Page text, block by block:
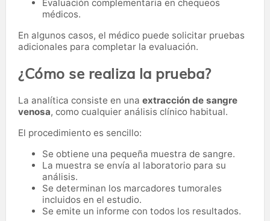
Evaluación complementaria en chequeos
médicos.
En algunos casos, el médico puede solicitar pruebas
adicionales para completar la evaluación.
¿Cómo se realiza la prueba?
La analítica consiste en una extracción de sangre
venosa, como cualquier análisis clínico habitual.
El procedimiento es sencillo:
Se obtiene una pequeña muestra de sangre.
La muestra se envía al laboratorio para su
análisis.
Se determinan los marcadores tumorales
incluidos en el estudio.
Se emite un informe con todos los resultados.